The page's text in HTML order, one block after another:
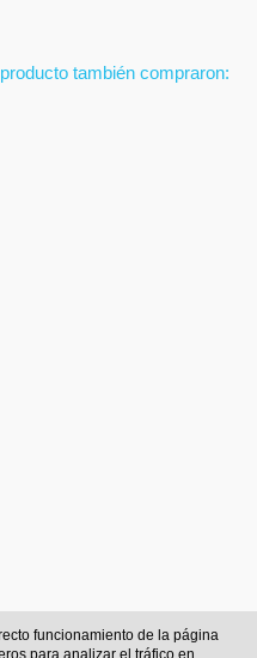
también compraron:
funcionamiento de la página